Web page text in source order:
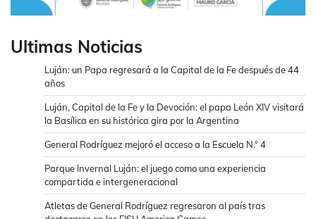
Ultimas Noticias
Luján: un Papa regresará a la Capital de la Fe después de 44
años
Luján, Capital de la Fe y la Devoción: el papa León XIV visitará
la Basílica en su histórica gira por la Argentina
General Rodríguez mejoró el acceso a la Escuela N.° 4
Parque Invernal Luján: el juego como una experiencia
compartida e intergeneracional
Atletas de General Rodríguez regresaron al país tras